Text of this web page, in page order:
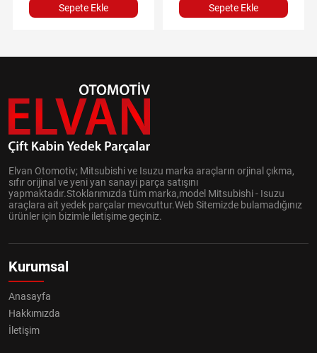
Sepete Ekle Sepete Ekle
Elvan Otomotiv; Mitsubishi ve Isuzu marka araçların orjinal çıkma,
sıfır orijinal ve yeni yan sanayi parça satışını
yapmaktadır.Stoklarımızda tüm marka,model Mitsubishi - Isuzu
araçlara ait yedek parçalar mevcuttur.Web Sitemizde bulamadığınız
ürünler için bizimle iletişime geçiniz.
Kurumsal
Anasayfa
Hakkımızda
İletişim